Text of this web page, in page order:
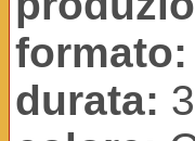
formato:
durata: